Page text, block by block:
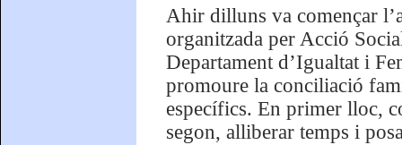
Ahir dilluns va començar
organitzada per Acció
Departament d’Igualtat i
promoure la conciliació
específics. En primer lloc,
segon, alliberar temps i